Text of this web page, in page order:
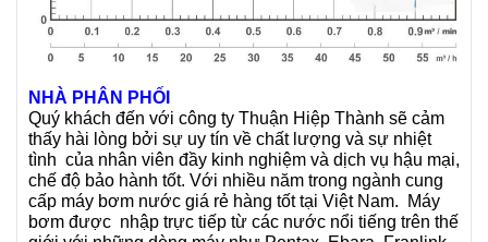
NHÀ PHÂN PHỐI
Quý khách đến với công ty Thuận Hiệp Thành sẽ cảm
thấy hài lòng bởi sự uy tín về chất lượng và sự nhiệt
tình của nhân viên đầy kinh nghiệm và dịch vụ hậu mại,
chế độ bảo hành tốt. Với nhiều năm trong ngành cung
cấp máy bơm nước giá rẻ hàng tốt tại Việt Nam. Máy
bơm được nhập trực tiếp từ các nước nổi tiếng trên thế